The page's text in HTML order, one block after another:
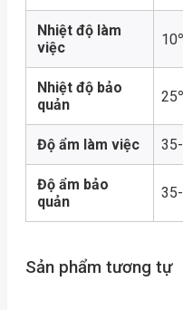
Nhiệt độ làm
việc
Nhiệt độ bảo
quản
Độ ẩm làm việc
Độ ẩm bảo
quản
Sản phẩm tương tự